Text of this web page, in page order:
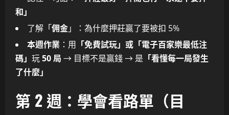
和」
了解「佣金」：為什麼押莊贏了要被扣 5%
本週作業 ：用 「免費試玩」或「電子百家樂最低注
碼」 玩50 局 → 目標不是贏錢 → 是 「看懂每一局發生
了什麼」
第 2 週：學會看路單（目